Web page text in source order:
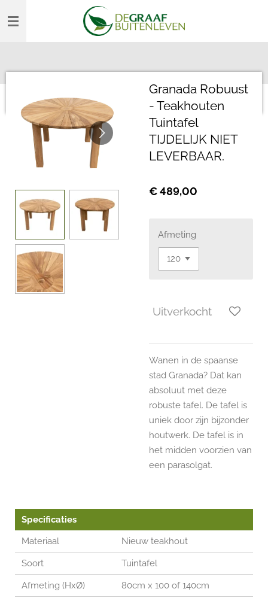
direct
hoofdinhoud
Granada Robuust
- Teakhouten
Tuintafel
TIJDELIJK NIET
LEVERBAAR.
€ 489,00
Afmeting
Uitverkocht
Wanen in de spaanse
stad Granada? Dat kan
absoluut met deze
robuste tafel. De tafel is
uniek door zijn bijzonder
houtwerk. De tafel is in
het midden voorzien van
een parasolgat.
Specificaties
Materiaal
Nieuw teakhout
Soort Tuintafel
Afmeting (HxØ) 80cm x 100 of 140cm